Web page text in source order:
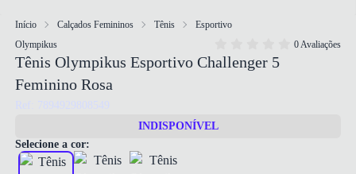
Início Calçados Femininos Tênis
Esportivo
Olympikus
0 Avaliações
Tênis Olympikus Esportivo Challenger 5
Feminino Rosa
Ref: 7894929808549
INDISPONÍVEL
Selecione a cor: